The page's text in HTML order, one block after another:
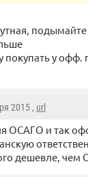
покупать у офф.
2015 , url
ОСАГО и так
дешевле, чем